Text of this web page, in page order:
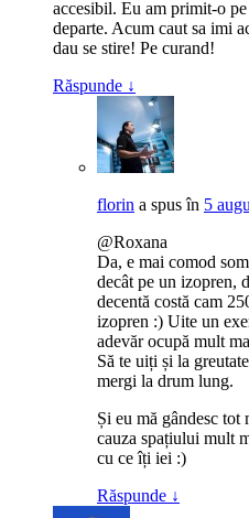
accesibil. Eu am primit-o
departe. Acum caut sa imi
dau se stire! Pe curand!
Răspunde ↓
florin a spusîn 5
@Roxana
Da, e mai comod
decât pe un izopren,
decentă costă cam
izopren :) Uite un
adevăr ocupă mult
Să te uiți și la
mergi la drum lung.
Și eu mă gândesc tot
cauza spațiului mult
cu ce îți iei :)
Răspunde ↓